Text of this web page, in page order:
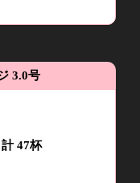
3.0号
計 47杯